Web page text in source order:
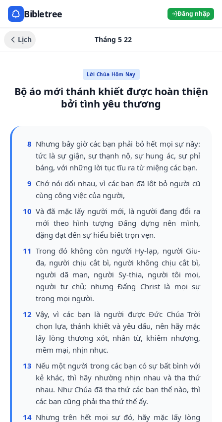
Bibletree Đăng nhập
Lịch Tháng 5 22
Lời Chúa Hôm Nay
Bộ áo mới thánh khiết được hoàn thiện
bởi tình yêu thương
8 Nhưng bây giờ các bạn phải bỏ hết mọi sự nầy:
tức là sự giận, sự thạnh nộ, sự hung ác, sự phỉ
báng, với những lời tục tĩu ra từ miệng các bạn.
9 Chớ nói dối nhau, vì các bạn đã lột bỏ người cũ
cùng công việc của người,
10 Và đã mặc lấy người mới, là người đang đổi ra
mới theo hình tượng Đấng dựng nên mình,
đặng đạt đến sự hiểu biết trọn vẹn.
11 Trong đó không còn người Hy-lạp, người Giu-
đa, người chịu cắt bì, người không chịu cắt bì,
người dã man, người Sy-thia, người tôi mọi,
người tự chủ; nhưng Đấng Christ là mọi sự
trong mọi người.
12 Vậy, vì các bạn là người được Đức Chúa Trời
chọn lựa, thánh khiết và yêu dấu, nên hãy mặc
lấy lòng thương xót, nhân từ, khiêm nhượng,
mềm mại, nhịn nhục.
13 Nếu một người trong các bạn có sự bất bình với
kẻ khác, thì hãy nhường nhịn nhau và tha thứ
nhau. Như Chúa đã tha thứ các bạn thể nào, thì
các bạn cũng phải tha thứ thể ấy.
14 Nhưng trên hết mọi sự đó, hãy mặc lấy lòng